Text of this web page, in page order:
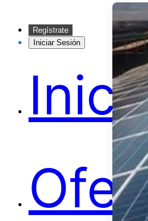
Regístrate
Iniciar Sesión